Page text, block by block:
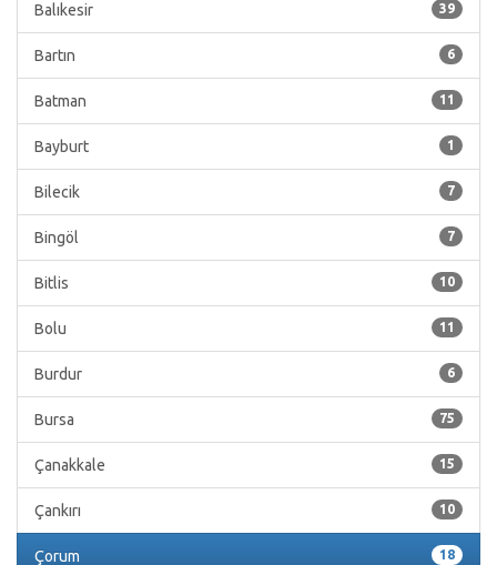
39
Balıkesir
6
Bartın
11
Batman
1
Bayburt
7
Bilecik
7
Bingöl
10
Bitlis
11
Bolu
6
Burdur
75
Bursa
15
Çanakkale
10
Çankırı
18
Çorum